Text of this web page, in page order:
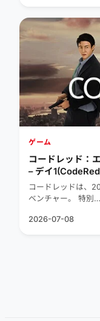
ゲーム
コードレッド：
– デイ
コードレッドは、
ベンチャー。 特別…
2026-07-08